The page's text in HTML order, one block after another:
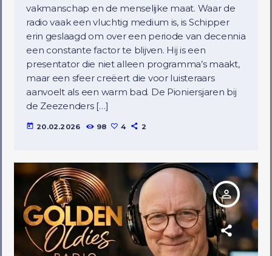
vakmanschap en de menselijke maat. Waar de
radio vaak een vluchtig medium is, is Schipper
erin geslaagd om over een periode van decennia
een constante factor te blijven. Hij is een
presentator die niet alleen programma’s maakt,
maar een sfeer creëert die voor luisteraars
aanvoelt als een warm bad. De Pioniersjaren bij
de Zeezenders […]
today 20.02.2026 98 4 2
person_outline